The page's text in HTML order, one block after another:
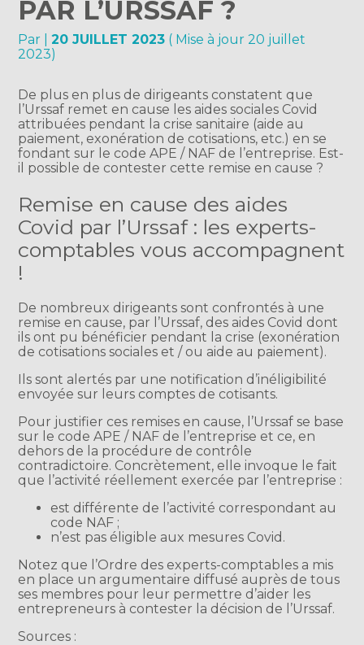
PAR L’URSSAF ?
Par |20 JUILLET 2023 ( Mise à jour 20 juillet
2023)
De plus en plus de dirigeants constatent que
l’Urssaf remet en cause les aides sociales Covid
attribuées pendant la crise sanitaire (aide au
paiement, exonération de cotisations, etc.) en se
fondant sur le code APE / NAF de l’entreprise. Est-
il possible de contester cette remise en cause ?
Remise en cause des aides
Covid par l’Urssaf : les experts-
comptables vous accompagnent
!
De nombreux dirigeants sont confrontés à une
remise en cause, par l’Urssaf, des aides Covid dont
ils ont pu bénéficier pendant la crise (exonération
de cotisations sociales et / ou aide au paiement).
Ils sont alertés par une notification d’inéligibilité
envoyée sur leurs comptes de cotisants.
Pour justifier ces remises en cause, l’Urssaf se base
sur le code APE / NAF de l’entreprise et ce, en
dehors de la procédure de contrôle
contradictoire. Concrètement, elle invoque le fait
que l’activité réellement exercée par l’entreprise :
est différente de l’activité correspondant au
code NAF ;
n’est pas éligible aux mesures Covid.
Notez que l’Ordre des experts-comptables a mis
en place un argumentaire diffusé auprès de tous
ses membres pour leur permettre d’aider les
entrepreneurs à contester la décision de l’Urssaf.
Sources :